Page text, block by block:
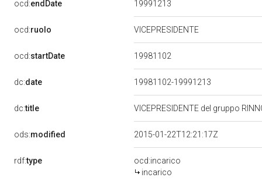
ocd:endDate 19991213
ocd:ruolo VICEPRESIDENTE
ocd:startDate 19981102
dc:date 19981102-19991213
dc:title VICEPRESIDENTE del gruppo
ods:modified 2015-01-22T12:21:17Z
rdf:type
ocd:incarico
incarico